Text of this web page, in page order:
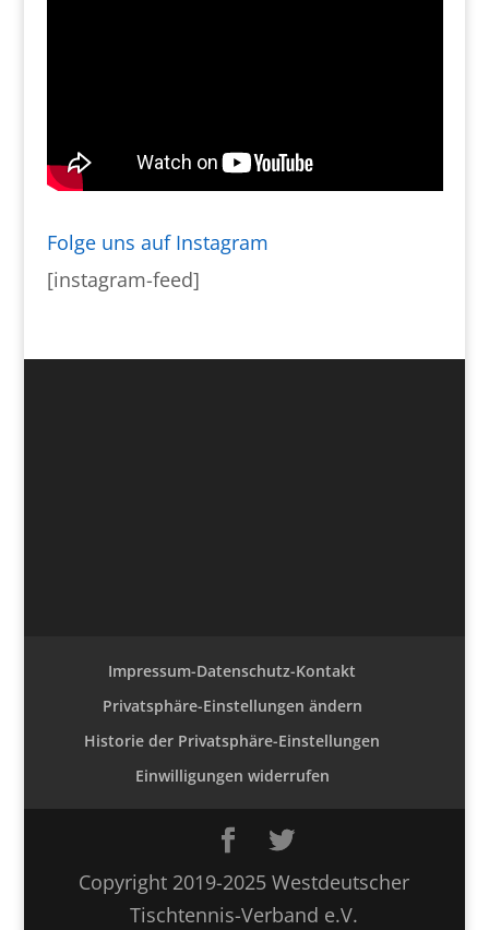
Folge uns auf Instagram
[instagram-feed]
Impressum-Datenschutz-Kontakt
Privatsphäre-Einstellungen ändern
Historie der Privatsphäre-Einstellungen
Einwilligungen widerrufen
Copyright 2019-2025 Westdeutscher
Tischtennis-Verband e.V.